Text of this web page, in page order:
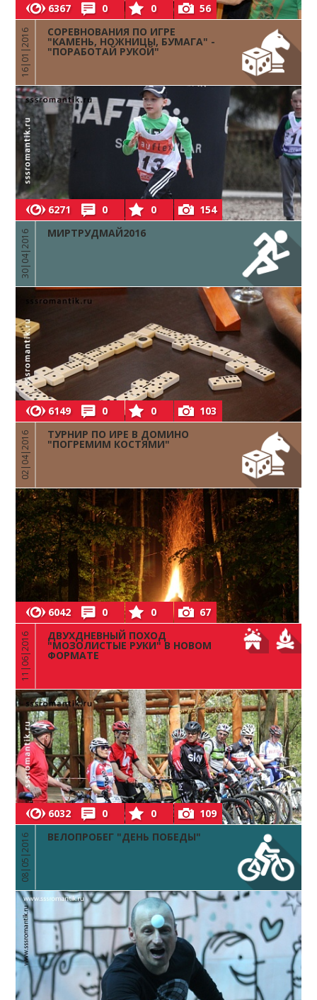
6367 0 0 56
16|01|2016 СОРЕВНОВАНИЯ ПО ИГРЕ
"КАМЕНЬ, НОЖНИЦЫ, БУМАГА" -
"ПОРАБОТАЙ РУКОЙ"
6271 0 0 154
30|04|2016 МИРТРУДМАЙ2016
6149 0 0 103
02|04|2016 ТУРНИР ПО ИРЕ В ДОМИНО
"ПОГРЕМИМ КОСТЯМИ"
6042 0 0 67
11|06|2016 ДВУХДНЕВНЫЙ ПОХОД
"МОЗОЛИСТЫЕ РУКИ" В НОВОМ
ФОРМАТЕ
6032 0 0 109
08|05|2016 ВЕЛОПРОБЕГ "ДЕНЬ ПОБЕДЫ"